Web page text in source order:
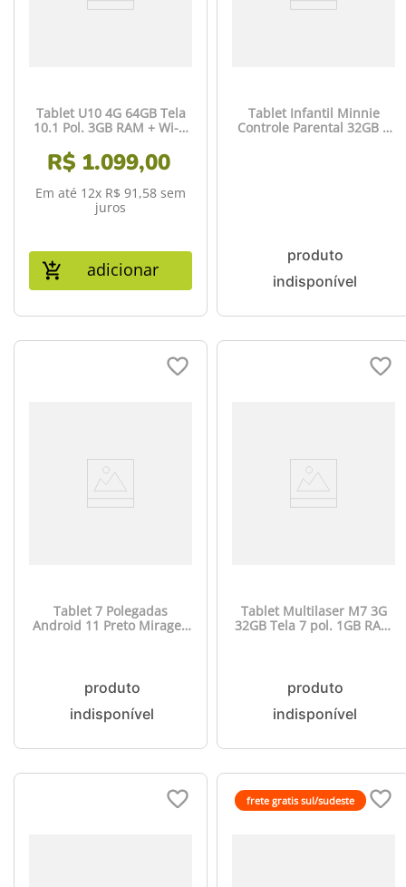
Tablet U10 4G 64GB Tela
10.1 Pol. 3GB RAM + Wi-Fi
Kids Space Android 12
Prata - NB386
R$ 1.099,00
Em até 12x R$ 91 ,58 sem
juros
adicionar
Tablet Infantil Minnie
Controle Parental 32GB +
Tablet 7 Polegadas
Android 11 Preto Mirage -
Tablet Multilaser M7 3G
32GB Tela 7 pol. 1GB RAM
frete gratis sul/sudeste